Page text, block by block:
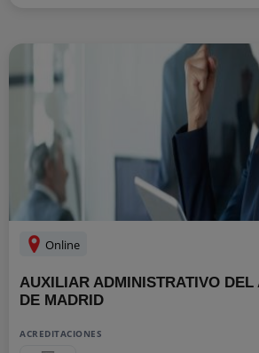
Online
AUXILIAR ADMINISTRATIVO DEL
DE MADRID
ACREDITACIONES